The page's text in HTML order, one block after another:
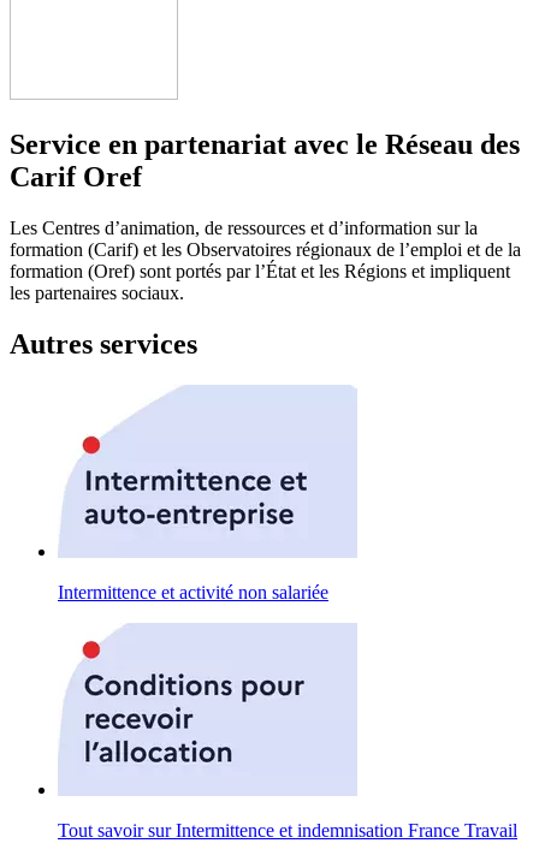
Service en partenariat avec le Réseau des
Carif Oref
Les Centres d’animation, de ressources et d’information sur la
formation (Carif) et les Observatoires régionaux de l’emploi et de la
formation (Oref) sont portés par l’État et les Régions et impliquent
les partenaires sociaux.
Autres services
Intermittence et activité non salariée
Tout savoir sur Intermittence et indemnisation France Travail